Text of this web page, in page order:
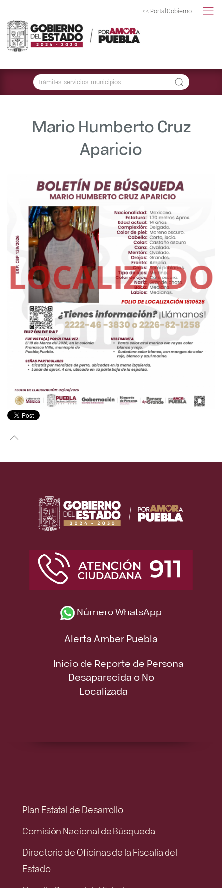
<< Portal Gobierno
Mario Humberto Cruz
Aparicio
Número WhatsApp
Alerta Amber Puebla
Inicio de Reporte de Persona
Desaparecida o No
Localizada
Plan Estatal de Desarrollo
Comisión Nacional de Búsqueda
Directorio de Oficinas de la Fiscalía del
Estado